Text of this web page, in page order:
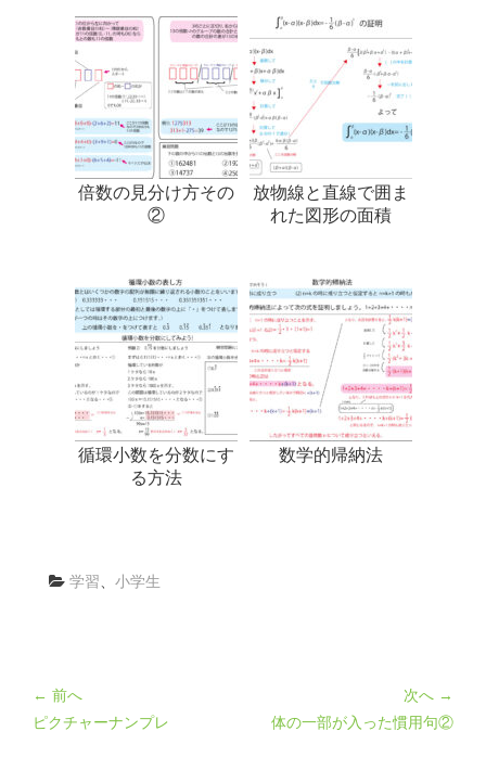
倍数の見分け方その
②
放物線と直線で囲ま
れた図形の面積
循環小数を分数にす
る方法
数学的帰納法
学習 小学生
← 前へ
ピクチャーナンプレ
次へ →
体の一部が入った慣用句②